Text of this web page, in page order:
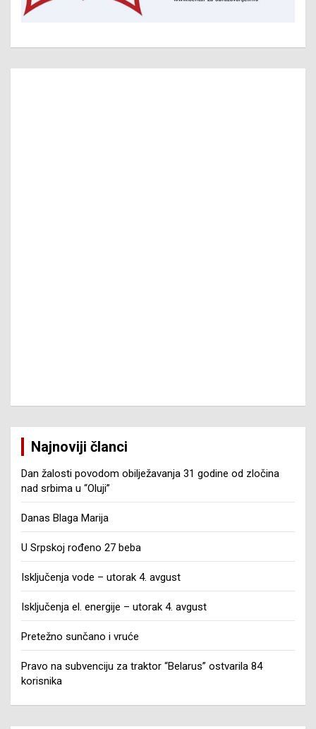
Najnoviji članci
Dan žalosti povodom obilježavanja 31 godine od zločina
nad srbima u “Oluji”
Danas Blaga Marija
U Srpskoj rođeno 27 beba
Isključenja vode – utorak 4. avgust
Isključenja el. energije – utorak 4. avgust
Pretežno sunčano i vruće
Pravo na subvenciju za traktor “Belarus” ostvarila 84
korisnika